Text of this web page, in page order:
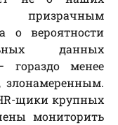
о вероятности
данных
гораздо менее
щики крупных
мониторить